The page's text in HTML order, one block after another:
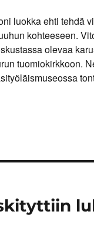
luokka ehti tehdä
kohteeseen.
olevaa
tuomiokirkkoon.